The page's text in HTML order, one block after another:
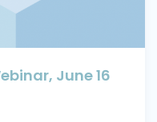
June 16